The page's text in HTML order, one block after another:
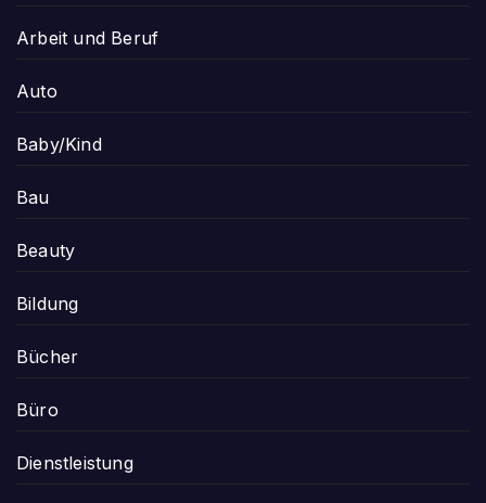
Arbeit und Beruf
Auto
Baby/Kind
Bau
Beauty
Bildung
Bücher
Büro
Dienstleistung